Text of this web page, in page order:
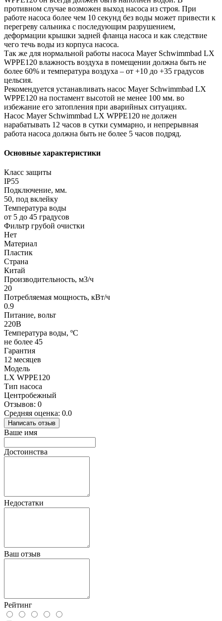
противном случае возможен выход насоса из строя. При
работе насоса более чем 10 секунд без воды может привести к
перегреву сальника с последующим разрушением,
деформации крышки задней фланца насоса и как следствие
чего течь воды из корпуса насоса.
Так же для нормальной работы насоса Mayer Schwimmbad LX
WPPE120 влажность воздуха в помещении должна быть не
более 60% и температура воздуха – от +10 до +35 градусов
цельсия.
Рекомендуется устанавливать насос Mayer Schwimmbad LX
WPPE120 на постамент высотой не менее 100 мм. во
избежание его затопления при аварийных ситуациях.
Насос Mayer Schwimmbad LX WPPE120 не должен
нарабатывать 12 часов в сутки суммарно, и непрерывная
работа насоса должна быть не более 5 часов подряд.
Основные характеристики
Класс защиты
IP55
Подключение, мм.
50, под вклейку
Температура воды
от 5 до 45 градусов
Фильтр грубой очистки
Нет
Материал
Пластик
Страна
Китай
Производительность, м3/ч
20
Потребляемая мощность, кВт/ч
0.9
Питание, вольт
220В
Температура воды, ºС
не более 45
Гарантия
12 месяцев
Модель
LX WPPE120
Тип насоса
Центробежный
Отзывов: 0
Средняя оценка: 0.0
Написать отзыв
Ваше имя
Достоинства
Недостатки
Ваш отзыв
Рейтинг